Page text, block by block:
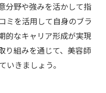
分野や強みを活かして指
ミを活用して自身のブラ
的なキャリア形成が実現
り組みを通じて、美容師
いきましょう。